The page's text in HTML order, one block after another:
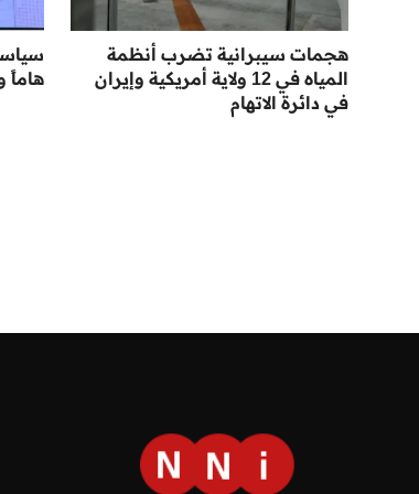
هجمات سيبرانية تضرب أنظمة
المياه في 12 ولاية أمريكية وإيران
في دائرة الاتهام
هاماً